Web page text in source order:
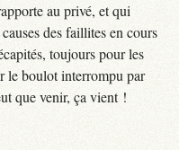
au privé, et qui
des faillites en cours
toujours pour les
le boulot interrompu par
que venir, ça vient !